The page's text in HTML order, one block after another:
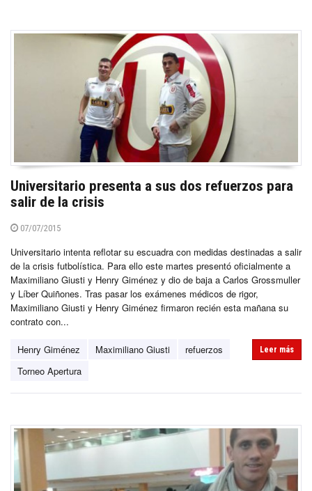
Universitario presenta a sus dos refuerzos para
salir de la crisis
07/07/2015
Universitario intenta reflotar su escuadra con medidas destinadas a salir
de la crisis futbolística. Para ello este martes presentó oficialmente a
Maximiliano Giusti y Henry Giménez y dio de baja a Carlos Grossmuller
y Líber Quiñones. Tras pasar los exámenes médicos de rigor,
Maximiliano Giusti y Henry Giménez firmaron recién esta mañana su
contrato con...
Henry Giménez Maximiliano Giusti
refuerzos
Torneo Apertura
Leer más